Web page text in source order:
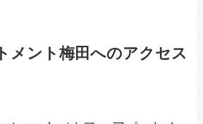
メント梅田へのアクセス